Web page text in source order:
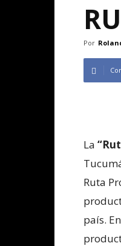
Por
La
Ruta
país.